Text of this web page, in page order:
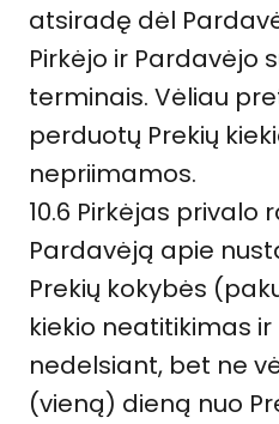
atsiradę dėl
Pirkėjo ir Pardavėjo
terminais. Vėliau
perduotų Prekių
nepriimamos.
10.6 Pirkėjas privalo
Pardavėją apie
Prekių kokybės
kiekio neatitikimas
nedelsiant, bet ne
(vieną) dieną nuo